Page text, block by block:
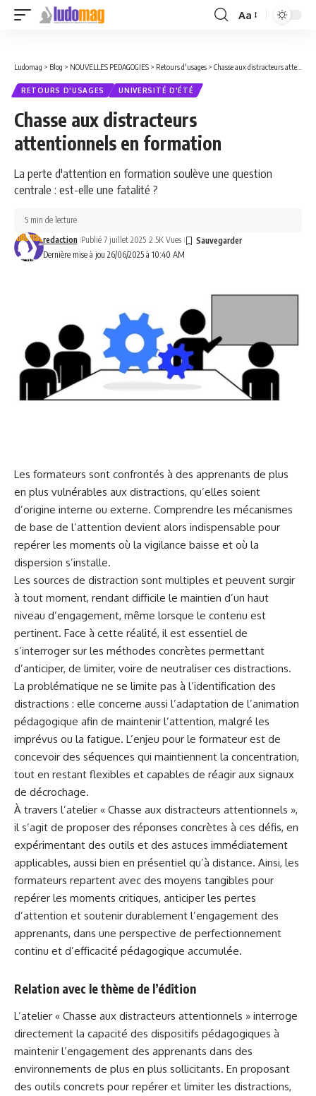
Font
Aa
Ludomag > Blog > NOUVELLES PEDAGOGIES > Retours d'usages > Chasse aux distracteurs attentionnels en formation
RETOURS D'USAGES UNIVERSITÉ D'ÉTÉ
Chasse aux distracteurs
attentionnels en formation
La perte d'attention en formation soulève une question
centrale : est-elle une fatalité ?
Dernière mise à jou 26/06/2025 à 10:40 AM
redaction Publié 7 juillet 2025 2.5K Vues
5 min de lecture
Les formateurs sont confrontés à des apprenants de plus
en plus vulnérables aux distractions, qu’elles soient
d’origine interne ou externe. Comprendre les mécanismes
de base de l’attention devient alors indispensable pour
repérer les moments où la vigilance baisse et où la
dispersion s’installe.
Les sources de distraction sont multiples et peuvent surgir
à tout moment, rendant difficile le maintien d’un haut
niveau d’engagement, même lorsque le contenu est
pertinent. Face à cette réalité, il est essentiel de
s’interroger sur les méthodes concrètes permettant
d’anticiper, de limiter, voire de neutraliser ces distractions.
La problématique ne se limite pas à l’identification des
distractions : elle concerne aussi l’adaptation de l’animation
pédagogique afin de maintenir l’attention, malgré les
imprévus ou la fatigue. L’enjeu pour le formateur est de
concevoir des séquences qui maintiennent la concentration,
tout en restant flexibles et capables de réagir aux signaux
de décrochage.
À travers l’atelier « Chasse aux distracteurs attentionnels »,
il s’agit de proposer des réponses concrètes à ces défis, en
expérimentant des outils et des astuces immédiatement
applicables, aussi bien en présentiel qu’à distance. Ainsi, les
formateurs repartent avec des moyens tangibles pour
repérer les moments critiques, anticiper les pertes
d’attention et soutenir durablement l’engagement des
apprenants, dans une perspective de perfectionnement
continu et d’efficacité pédagogique accumulée.
Relation avec le thème de l’édition
L’atelier « Chasse aux distracteurs attentionnels » interroge
directement la capacité des dispositifs pédagogiques à
maintenir l’engagement des apprenants dans des
environnements de plus en plus sollicitants. En proposant
des outils concrets pour repérer et limiter les distractions,